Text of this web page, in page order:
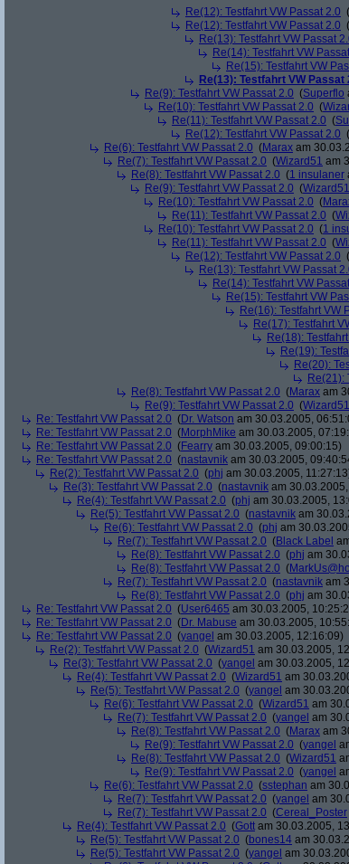
Re(12): Testfahrt VW Passat 2.0 (
Re(12): Testfahrt VW Passat 2.0 (
Re(13): Testfahrt VW Passat
Re(14): Testfahrt VW
Re(15): Testfahrt VW
Re(13): Testfahrt VW Passat
Re(9): Testfahrt VW Passat 2.0 (Superflo
Re(10): Testfahrt VW Passat 2.0 (
Re(11): Testfahrt VW Passat 2.0 (
Re(12): Testfahrt VW Passat 2.0 (
Re(6): Testfahrt VW Passat 2.0 (Marax am
Re(7): Testfahrt VW Passat 2.0 (Wizard51 am
Re(8): Testfahrt VW Passat 2.0 (1 insulaner
Re(9): Testfahrt VW Passat 2.0 (Wizard51
Re(10): Testfahrt VW Passat 2.0 (
Re(11): Testfahrt VW Passat 2.0 (
Re(10): Testfahrt VW Passat 2.0 (1
Re(11): Testfahrt VW Passat 2.0 (
Re(12): Testfahrt VW Passat 2.0 (
Re(13): Testfahrt VW Passat
Re(14): Testfahrt VW
Re(15): Testfahrt VW
Re(16): Testfahrt VW
Re(17): Testfahrt
Re(18):
Re(19):
Re(20):
Re(21):
Re(8): Testfahrt VW Passat 2.0 (Marax am
Re(9): Testfahrt VW Passat 2.0 (Wizard51
Re: Testfahrt VW Passat 2.0 (Dr. Watson am 30.03.2005,
Re: Testfahrt VW Passat 2.0 (MorphMike am 30.03.2005,
Re: Testfahrt VW Passat 2.0 (Fearry am 30.03.2005, 09:00:15)
Re: Testfahrt VW Passat 2.0 (nastavnik am 30.03.2005,
Re(2): Testfahrt VW Passat 2.0 (phj am 30.03.2005,
Re(3): Testfahrt VW Passat 2.0 (nastavnik am
Re(4): Testfahrt VW Passat 2.0 (phj am 30.03.2005,
Re(5): Testfahrt VW Passat 2.0 (nastavnik am
Re(6): Testfahrt VW Passat 2.0 (phj am
Re(7): Testfahrt VW Passat 2.0 (Black Label
Re(8): Testfahrt VW Passat 2.0 (phj am
Re(8): Testfahrt VW Passat 2.0 (
Re(7): Testfahrt VW Passat 2.0 (nastavnik am
Re(8): Testfahrt VW Passat 2.0 (phj am
Re: Testfahrt VW Passat 2.0 (User6465 am 30.03.2005,
Re: Testfahrt VW Passat 2.0 (Dr. Mabuse am 30.03.2005,
Re: Testfahrt VW Passat 2.0 (yangel am 30.03.2005, 12:16:09)
Re(2): Testfahrt VW Passat 2.0 (Wizard51 am 30.03.2005,
Re(3): Testfahrt VW Passat 2.0 (yangel am 30.03.2005,
Re(4): Testfahrt VW Passat 2.0 (Wizard51 am
Re(5): Testfahrt VW Passat 2.0 (yangel am
Re(6): Testfahrt VW Passat 2.0 (Wizard51 am
Re(7): Testfahrt VW Passat 2.0 (yangel am
Re(8): Testfahrt VW Passat 2.0 (Marax am
Re(9): Testfahrt VW Passat 2.0 (yangel
Re(8): Testfahrt VW Passat 2.0 (Wizard51
Re(9): Testfahrt VW Passat 2.0 (yangel
Re(6): Testfahrt VW Passat 2.0 (sstephan am
Re(7): Testfahrt VW Passat 2.0 (yangel am
Re(7): Testfahrt VW Passat 2.0 (Cereal_Poster
Re(4): Testfahrt VW Passat 2.0 (Gott am 30.03.2005,
Re(5): Testfahrt VW Passat 2.0 (bones14 am
Re(5): Testfahrt VW Passat 2.0 (yangel am